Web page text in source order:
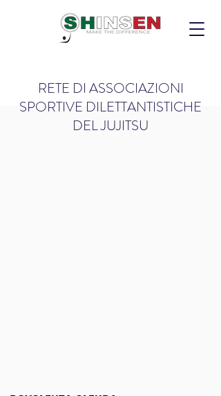
RETE DI ASSOCIAZIONI
SPORTIVE DILETTANTISTICHE
DEL JUJITSU